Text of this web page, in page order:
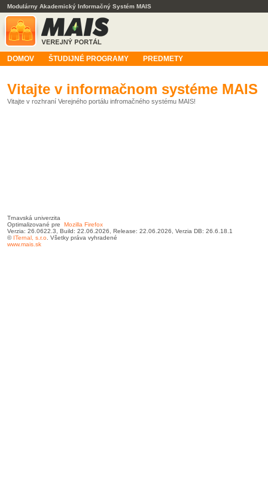
Modulárny Akademický Informačný Systém MAIS
DOMOV ŠTUDIJNÉ PROGRAMY PREDMETY
Vitajte v informačnom systéme MAIS
Vitajte v rozhraní Verejného portálu infromačného systému MAIS!
Trnavská univerzita
Optimalizované pre Mozilla Firefox
Verzia: 26.0622.3, Build: 22.06.2026, Release: 22.06.2026, Verzia DB: 26.6.18.1
© ITernal, s.r.o . Všetky práva vyhradené
www.mais.sk